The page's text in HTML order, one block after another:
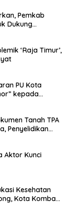
Pemkab
Dukung
‘Raja Timur’,
PU Kota
kepada
Tanah TPA
Penyelidikan
Aktor Kunci
Kesehatan
Kota Komba